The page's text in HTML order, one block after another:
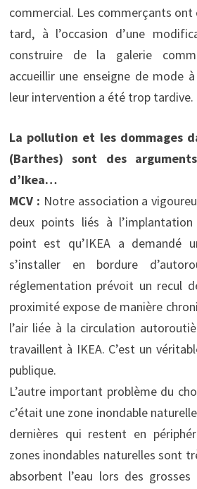
commercial. Les commerçants ont
tard, à l’occasion d’une
construire de la galerie
accueillir une enseigne de mode
leur intervention a été trop tardive.
La pollution et les dommages
(Barthes) sont des
d’Ikea…
MCV : Notre association a
deux points liés à l’implantation
point est qu’IKEA a demandé
s’installer en bordure
réglementation prévoit un recul
proximité expose de manière
l’air liée à la circulation
travaillent à IKEA. C’est un
publique.
L’autre important problème du
c’était une zone inondable
dernières qui restent en
zones inondables naturelles sont
absorbent l’eau lors des